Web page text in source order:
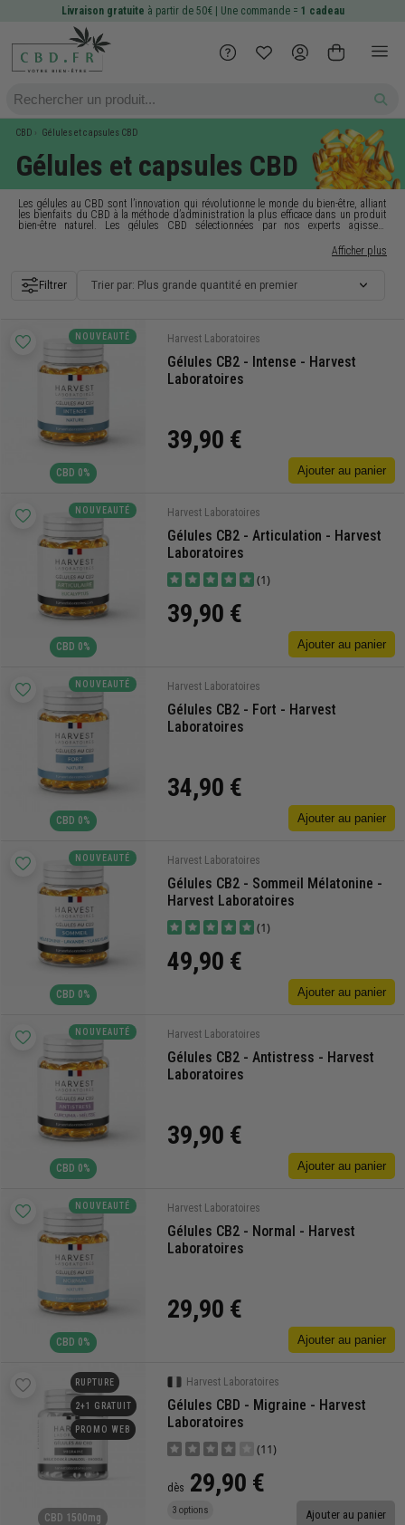
Livraison gratuite à partir de 50€ | Une commande = 1 cadeau
CBD Gélules et capsules CBD
Gélules et capsules CBD
Les gélules au CBD sont l’innovation qui révolutionne le monde du bien-être, alliant
les bienfaits du CBD à la méthode d’administration la plus efficace dans un produit
bien-être naturel. Les gélules CBD sélectionnées par nos experts agissent
européen. CBD.FR garantit que chaque gélule CBD est exempte d’effets secondaires
indésirables et testées indépendamment. Elles sont efficaces pour profiter des
de haute qualité sous une forme de gélule pratique avec CBD.FR ! Commandez dès
aujourd’hui sur
CBD.FR, envoie rapide et discret en 48 h !
Afficher plus
Filtrer Trier par: Plus grande quantité en premier
NOUVEAUTÉ
CBD 0%
Harvest Laboratoires
Gélules CB2 - Intense - Harvest
Laboratoires
39,90 €
Ajouter au panier
NOUVEAUTÉ
CBD 0%
Harvest Laboratoires
Gélules CB2 - Articulation - Harvest
Laboratoires
(1)
39,90 €
Ajouter au panier
NOUVEAUTÉ
CBD 0%
Harvest Laboratoires
Gélules CB2 - Fort - Harvest
Laboratoires
34,90 €
Ajouter au panier
NOUVEAUTÉ
CBD 0%
Harvest Laboratoires
Gélules CB2 - Sommeil Mélatonine -
Harvest Laboratoires
(1)
49,90 €
Ajouter au panier
NOUVEAUTÉ
CBD 0%
Harvest Laboratoires
Gélules CB2 - Antistress - Harvest
Laboratoires
39,90 €
Ajouter au panier
NOUVEAUTÉ
CBD 0%
Harvest Laboratoires
Gélules CB2 - Normal - Harvest
Laboratoires
29,90 €
Ajouter au panier
RUPTURE
2+1 GRATUIT
PROMO WEB
CBD 1500mg
Harvest Laboratoires
Gélules CBD - Migraine - Harvest
Laboratoires
(11)
dès 29,90 €
3 options Ajouter au panier